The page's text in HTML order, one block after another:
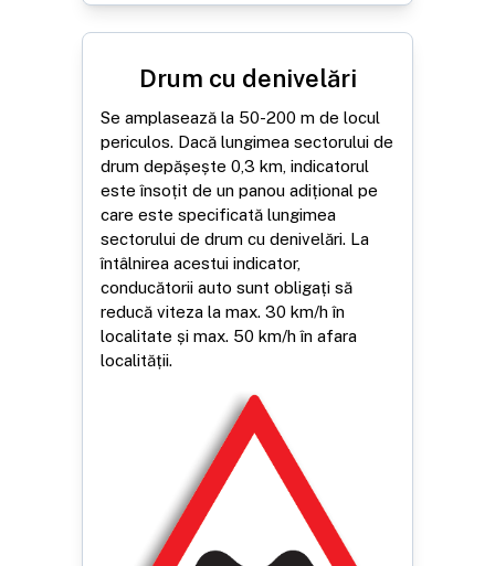
Drum cu denivelări
Se amplasează la 50-200 m de locul
periculos. Dacă lungimea sectorului de
drum depășește 0,3 km, indicatorul
este însoțit de un panou adițional pe
care este specificată lungimea
sectorului de drum cu denivelări. La
întâlnirea acestui indicator,
conducătorii auto sunt obligați să
reducă viteza la max. 30 km/h în
localitate și max. 50 km/h în afara
localității.